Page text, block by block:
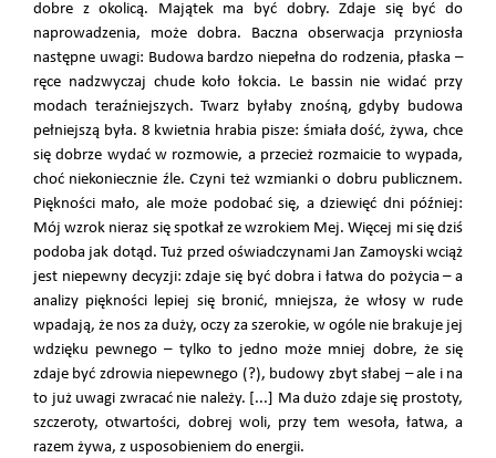
dobre z okolicą. Majątek ma być dobry. Zdaje się być do
naprowadzenia, może dobra. Baczna obserwacja przyniosła
następne uwagi: Budowa bardzo niepełna do rodzenia, płaska –
ręce nadzwyczaj chude koło łokcia. Le bassin nie widać przy
modach teraźniejszych. Twarz byłaby znośną, gdyby budowa
pełniejszą była. 8 kwietnia hrabia pisze: śmiała dość, żywa, chce
się dobrze wydać w rozmowie, a przecież rozmaicie to wypada,
choć niekoniecznie źle. Czyni też wzmianki o dobru publicznem.
Piękności mało, ale może podobać się, a dziewięć dni później:
Mój wzrok nieraz się spotkał ze wzrokiem Mej. Więcej mi się dziś
podoba jak dotąd. Tuż przed oświadczynami Jan Zamoyski wciąż
jest niepewny decyzji: zdaje się być dobra i łatwa do pożycia – a
analizy piękności lepiej się bronić, mniejsza, że włosy w rude
wpadają, że nos za duży, oczy za szerokie, w ogóle nie brakuje jej
wdzięku pewnego – tylko to jedno może mniej dobre, że się
zdaje być zdrowia niepewnego (?), budowy zbyt słabej – ale i na
to już uwagi zwracać nie należy. [...] Ma dużo zdaje się prostoty,
szczeroty, otwartości, dobrej woli, przy tem wesoła, łatwa, a
razem żywa, z usposobieniem do energii.